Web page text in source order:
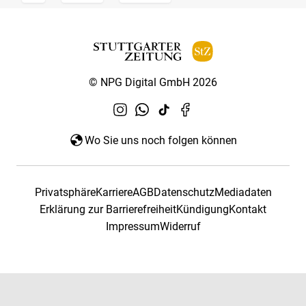
© NPG Digital GmbH 2026
Wo Sie uns noch folgen können
PrivatsphäreKarriereAGBDatenschutzMediadaten
Erklärung zur BarrierefreiheitKündigungKontakt
ImpressumWiderruf